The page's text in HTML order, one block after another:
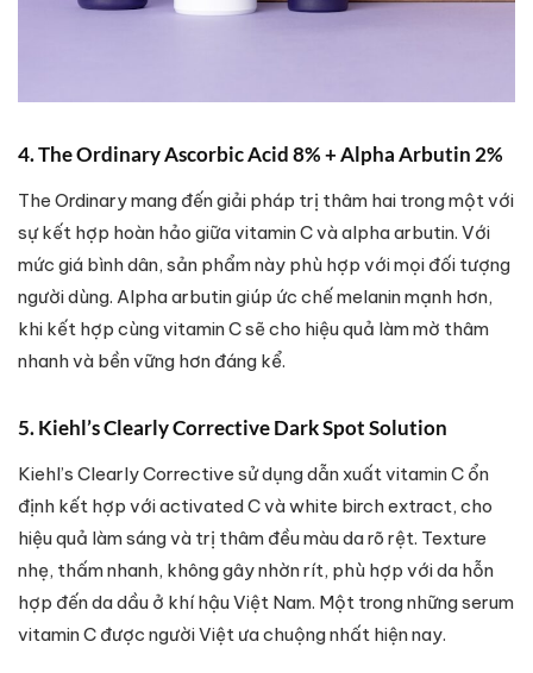
4. The Ordinary Ascorbic Acid 8% + Alpha Arbutin 2%
The Ordinary mang đến giải pháp trị thâm hai trong một với
sự kết hợp hoàn hảo giữa vitamin C và alpha arbutin. Với
mức giá bình dân, sản phẩm này phù hợp với mọi đối tượng
người dùng. Alpha arbutin giúp ức chế melanin mạnh hơn,
khi kết hợp cùng vitamin C sẽ cho hiệu quả làm mờ thâm
nhanh và bền vững hơn đáng kể.
5. Kiehl’s Clearly Corrective Dark Spot Solution
Kiehl’s Clearly Corrective sử dụng dẫn xuất vitamin C ổn
định kết hợp với activated C và white birch extract, cho
hiệu quả làm sáng và trị thâm đều màu da rõ rệt. Texture
nhẹ, thấm nhanh, không gây nhờn rít, phù hợp với da hỗn
hợp đến da dầu ở khí hậu Việt Nam. Một trong những serum
vitamin C được người Việt ưa chuộng nhất hiện nay.